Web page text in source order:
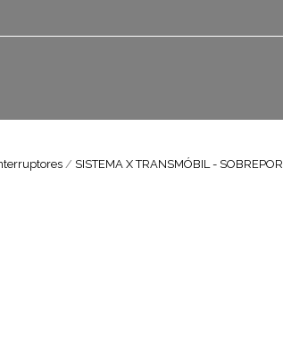
/ SISTEMA X TRANSMÓBIL - SOBREPOR